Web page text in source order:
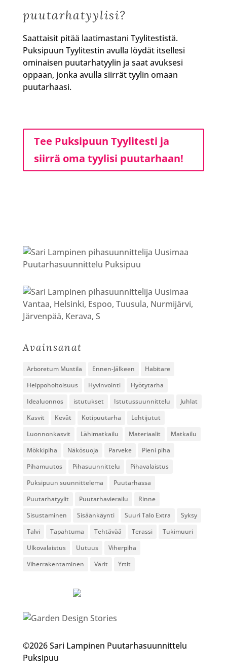
puutarhatyylisi?
Saattaisit pitää laatimastani Tyylitestistä.
Puksipuun Tyylitestin avulla löydät itsellesi
ominaisen puutarhatyylin ja saat avuksesi
oppaan, jonka avulla siirrät tyylin omaan
puutarhaasi.
Tee Puksipuun Tyylitesti ja
siirrä oma tyylisi puutarhaan!
Avainsanat
Arboretum Mustila Ennen-Jälkeen
Habitare
Helppohoitoisuus
Hyvinvointi
Hyötytarha
Idealuonnos
istutukset Istutussuunnittelu
Juhlat
Kasvit
Kevät Kotipuutarha
Lehtijutut
Luonnonkasvit
Lähimatkailu Materiaalit
Matkailu
Mökkipiha
Näkösuoja Parveke
Pieni piha
Pihamuutos
Pihasuunnittelu
Pihavalaistus
Puksipuun suunnittelema
Puutarhassa
Puutarhatyylit
Puutarhavierailu
Rinne
Sisustaminen
Sisäänkäynti Suuri Talo Extra
Syksy
Talvi
Tapahtuma Tehtävää Terassi
Tukimuuri
Ulkovalaistus
Uutuus
Viherpiha
Viherrakentaminen
Värit Yrtit
©2026 Sari Lampinen Puutarhasuunnittelu
Puksipuu